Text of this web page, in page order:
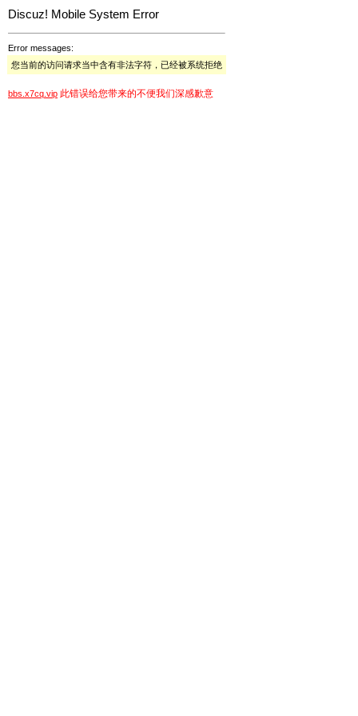
Discuz! Mobile System Error
Error messages:
您当前的访问请求当中含有非法字符，已经被系统拒绝
bbs.x7cq.vip 此错误给您带来的不便我们深感歉意